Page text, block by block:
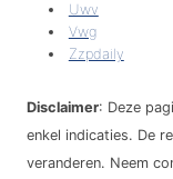
Uwv
Vwg
Zzpdaily
Disclaimer: Deze
enkel indicaties. De
veranderen. Neem